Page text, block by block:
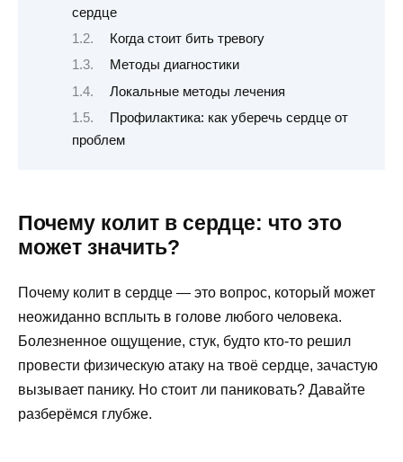
сердце
Когда стоит бить тревогу
Методы диагностики
Локальные методы лечения
Профилактика: как уберечь сердце от
проблем
Почему колит в сердце: что это
может значить?
Почему колит в сердце — это вопрос, который может
неожиданно всплыть в голове любого человека.
Болезненное ощущение, стук, будто кто-то решил
провести физическую атаку на твоё сердце, зачастую
вызывает панику. Но стоит ли паниковать? Давайте
разберёмся глубже.